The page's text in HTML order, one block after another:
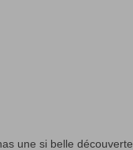
une si belle découverte